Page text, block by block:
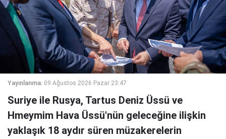
Yayınlanma: 09 Ağustos 2026 Pazar 23:47
Suriye ile Rusya, Tartus Deniz Üssü ve
Hmeymim Hava Üssü'nün geleceğine ilişkin
yaklaşık 18 aydır süren müzakerelerin